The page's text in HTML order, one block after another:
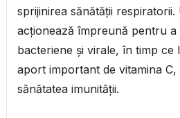
sprijinirea sănătății
acționează împreună pentru a
bacteriene și virale, în timp ce
aport important de vitamina
sănătatea imunității.